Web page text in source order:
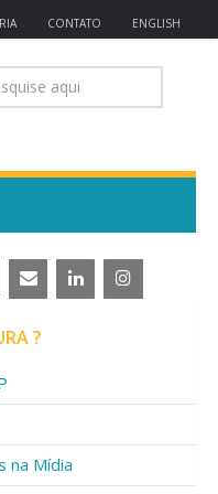
CONTATO ENGLISH
?
na Mídia